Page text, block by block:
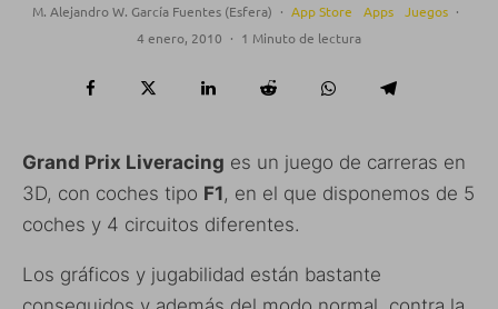
M. Alejandro W. García Fuentes (Esfera) · App Store Apps Juegos ·
4 enero, 2010 · 1 Minuto de lectura
Grand Prix Liveracing es un juego de carreras en
3D, con coches tipo F1, en el que disponemos de 5
coches y 4 circuitos diferentes.
Los gráficos y jugabilidad están bastante